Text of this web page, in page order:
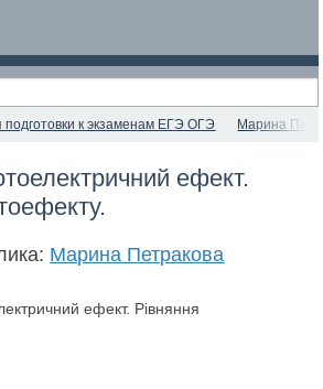
подготовки к экзаменам ЕГЭ ОГЭ Марина
ефект.
Марина Петракова